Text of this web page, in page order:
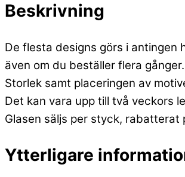
Beskrivning
De flesta designs görs i antingen
även om du beställer flera gånger.
Storlek samt placeringen av
Det kan vara upp till två veckors
Glasen säljs per styck, rabatterat
Ytterligare